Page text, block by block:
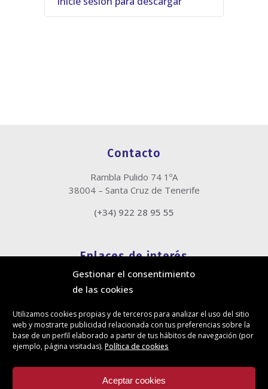
Gestionar el consentimiento
de las cookies
Utilizamos cookies propias y de terceros para analizar el uso del sitio
web y mostrarte publicidad relacionada con tus preferencias sobre la
base de un perfil elaborado a partir de tus hábitos de navegación (por
ejemplo, página visitadas). Política de cookies
Aceptar cookies
Contacto
Rambla Pulido 74 1ºA
38004 – Santa Cruz de Tenerife
(+34) 922 28 95 55
Enlaces de interés
Política de cookies
Política de privacidad
Canal de denuncias
Protección de privacidad en redes sociales
Síguenos